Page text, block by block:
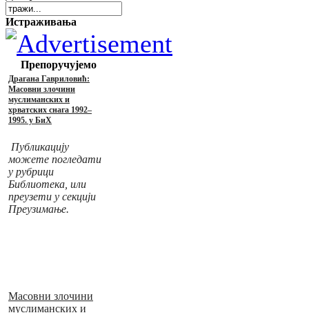
Истраживања
Препоручујемо
Драгана Гавриловић:
Масовни злочини
муслиманских и
хрватских снага 1992–
1995. у БиХ
Публикацију
можете погледати
у рубрици
Библиотека, или
преузети у секцији
Преузимање.
Масовни злочини
муслиманских и